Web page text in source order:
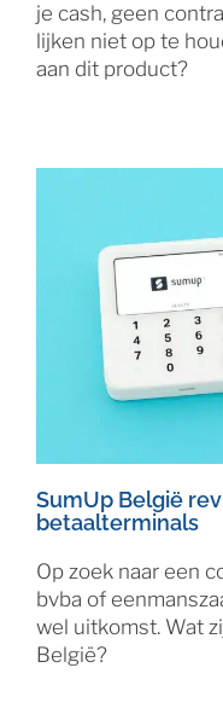
je cash, geen
lijken niet op te
aan dit product?
SumUp België
betaalterminals
Op zoek naar een
bvba of
wel uitkomst. Wat
België?